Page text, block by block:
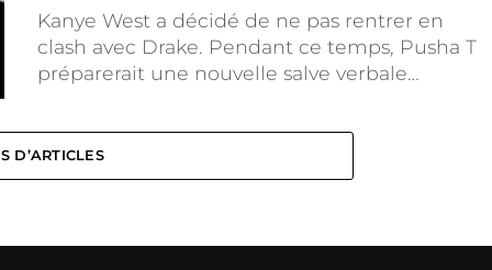
Kanye West a décidé de ne pas rentrer en
clash avec Drake. Pendant ce temps, Pusha T
préparerait une nouvelle salve verbale…
D’ARTICLES